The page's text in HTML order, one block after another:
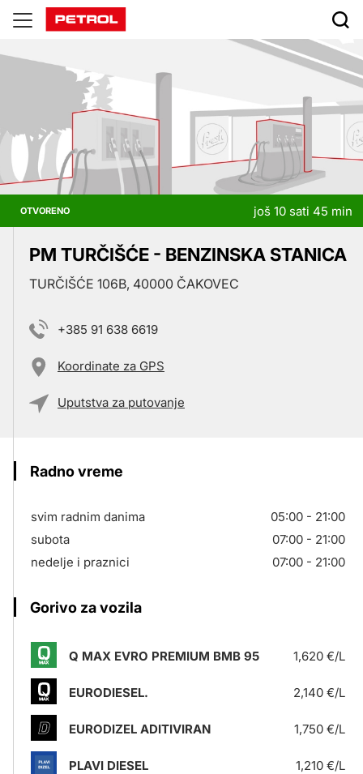
Prodajna
mesta
OTVORENO još 10 sati 45 min
PM TURČIŠĆE - BENZINSKA STANICA
TURČIŠĆE 106B, 40000 ČAKOVEC
+385 91 638 6619
Koordinate za GPS
Uputstva za putovanje
Radno vreme
svim radnim danima
05:00 - 21:00
subota
07:00 - 21:00
nedelje i praznici
07:00 - 21:00
Gorivo za vozila
Q MAX EVRO PREMIUM BMB 95 1,620 €/L
EURODIESEL. 2,140 €/L
EURODIZEL ADITIVIRAN 1,750 €/L
PLAVI DIESEL 1,210 €/L